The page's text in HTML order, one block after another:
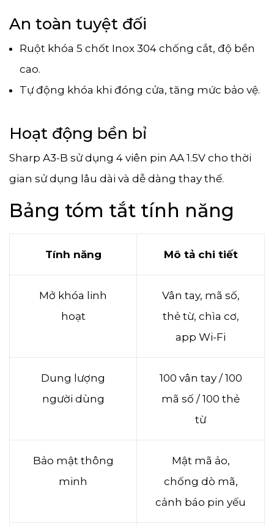
An toàn tuyệt đối
Ruột khóa 5 chốt Inox 304 chống cắt, độ bền
cao.
Tự động khóa khi đóng cửa, tăng mức bảo vệ.
Hoạt động bền bỉ
Sharp A3-B sử dụng 4 viên pin AA 1.5V cho thời
gian sử dụng lâu dài và dễ dàng thay thế.
Bảng tóm tắt tính năng
Tính năng Mô tả chi tiết
Mở khóa linh
hoạt
Vân tay, mã số,
thẻ từ, chìa cơ,
app Wi-Fi
Dung lượng
người dùng
100 vân tay / 100
mã số / 100 thẻ
từ
Bảo mật thông
minh
Mật mã ảo,
chống dò mã,
cảnh báo pin yếu